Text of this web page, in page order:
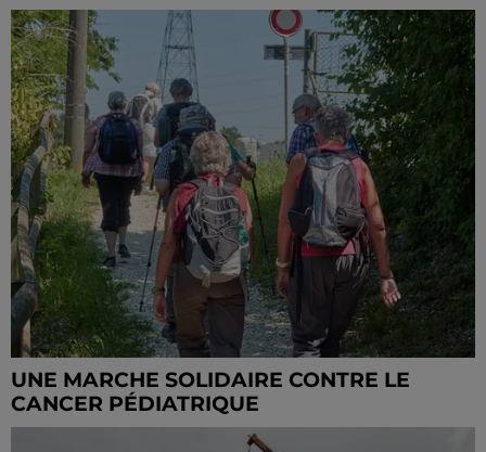
UNE MARCHE SOLIDAIRE CONTRE LE
CANCER PÉDIATRIQUE